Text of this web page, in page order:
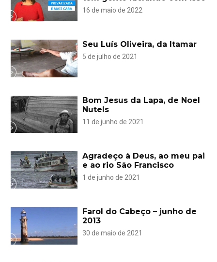
16 de maio de 2022
Seu Luís Oliveira, da Itamar
5 de julho de 2021
Bom Jesus da Lapa, de Noel
Nutels
11 de junho de 2021
Agradeço à Deus, ao meu pai
e ao rio São Francisco
1 de junho de 2021
Farol do Cabeço – junho de
2013
30 de maio de 2021